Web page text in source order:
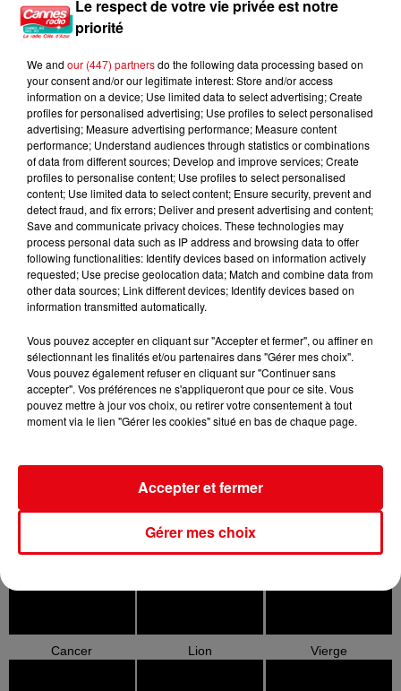
TITRES DIFFUSÉS
16h57
16h57
DISTURBED
The Sound Of Silence
(cyril Remix)
16h49
16h49
KEANE
Everybody's Changing
16h46
16h46
ZAHO, MC SOLAAR
Comme Caroline
L'HOROSCOPE
Cancer Lion Vierge
Le respect de votre vie privée est notre
priorité
We and our (447) partnersdo the following data processing based on
your consent and/or our legitimate interest: Store and/or access
information on a device; Use limited data to select advertising; Create
profiles for personalised advertising; Use profiles to select personalised
advertising; Measure advertising performance; Measure content
performance; Understand audiences through statistics or combinations
of data from different sources; Develop and improve services; Create
profiles to personalise content; Use profiles to select personalised
content; Use limited data to select content; Ensure security, prevent and
detect fraud, and fix errors; Deliver and present advertising and content;
Save and communicate privacy choices. These technologies may
process personal data such as IP address and browsing data to offer
following functionalities: Identify devices based on information actively
requested; Use precise geolocation data; Match and combine data from
other data sources; Link different devices; Identify devices based on
information transmitted automatically.
Vous pouvez accepter en cliquant sur "Accepter et fermer", ou affiner en
sélectionnant les finalités et/ou partenaires dans "Gérer mes choix".
Vous pouvez également refuser en cliquant sur "Continuer sans
accepter". Vos préférences ne s'appliqueront que pour ce site. Vous
pouvez mettre à jour vos choix, ou retirer votre consentement à tout
moment via le lien "Gérer les cookies" situé en bas de chaque page.
Gérer mes choix
Accepter et fermer